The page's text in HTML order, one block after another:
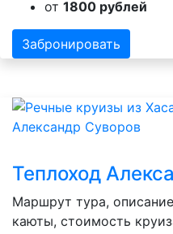
от 1800 рублей
Забронировать
Теплоход
Маршрут тура,
каюты, стоимость